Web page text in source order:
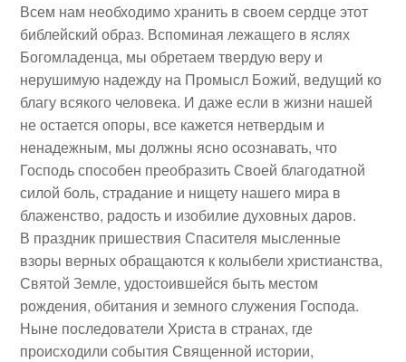
Всем нам необходимо хранить в своем сердце этот
библейский образ. Вспоминая лежащего в яслях
Богомладенца, мы обретаем твердую веру и
нерушимую надежду на Промысл Божий, ведущий ко
благу всякого человека. И даже если в жизни нашей
не остается опоры, все кажется нетвердым и
ненадежным, мы должны ясно осознавать, что
Господь способен преобразить Своей благодатной
силой боль, страдание и нищету нашего мира в
блаженство, радость и изобилие духовных даров.
В праздник пришествия Спасителя мысленные
взоры верных обращаются к колыбели христианства,
Святой Земле, удостоившейся быть местом
рождения, обитания и земного служения Господа.
Ныне последователи Христа в странах, где
происходили события Священной истории,